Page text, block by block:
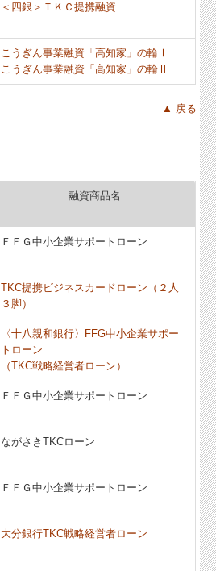
＜四銀＞ＴＫＣ提携融資
こうぎん事業融資「高知家」の輪Ⅰ
こうぎん事業融資「高知家」の輪Ⅱ
▲ 戻る
融資商品名
ＦＦＧ中小企業サポートローン
TKC提携ビジネスカードローン（２人
３脚）
〈十八親和銀行〉FFG中小企業サポー
トローン
（TKC戦略経営者ローン）
ＦＦＧ中小企業サポートローン
ながさきTKCローン
ＦＦＧ中小企業サポートローン
大分銀行TKC戦略経営者ローン